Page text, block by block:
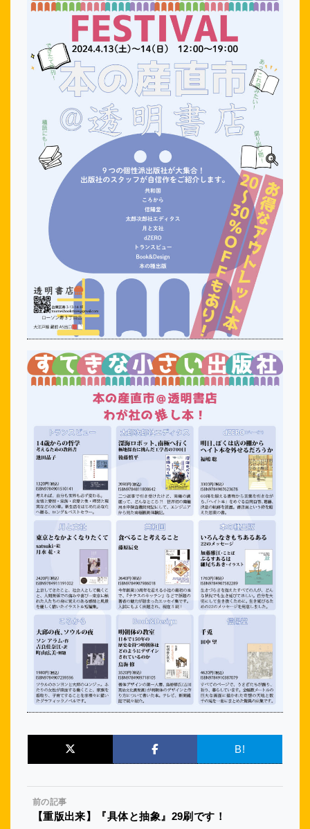
B!
前の記事
【重版出来】『具体と抽象』29刷です！